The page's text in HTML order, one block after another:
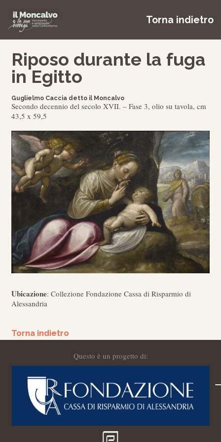
Torna indietro
Riposo durante la fuga
in Egitto
Guglielmo Caccia detto il Moncalvo
Secondo decennio del secolo XVII. – Fase 3, olio su tavola, cm
43,5 x 59,5
Ubicazione: Collezione Fondazione Cassa di Risparmio di
Alessandria
Torna indietro
Questo è un progetto di: